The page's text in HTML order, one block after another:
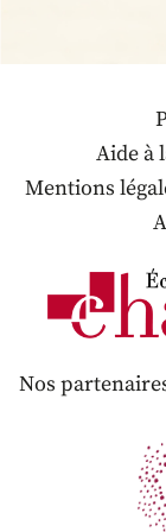
Aide à
Mentions
Nos